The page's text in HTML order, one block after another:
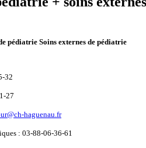
pédiatrie Soins externes de pédiatrie
32
27
haguenau.fr
: 03-88-06-36-61